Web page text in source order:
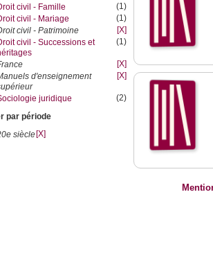
civil - Famille
(1)
civil - Mariage
(1)
civil - Patrimoine
[X]
civil - Successions et
(1)
[X]
d'enseignement
[X]
juridique
(2)
par période
siècle[X]